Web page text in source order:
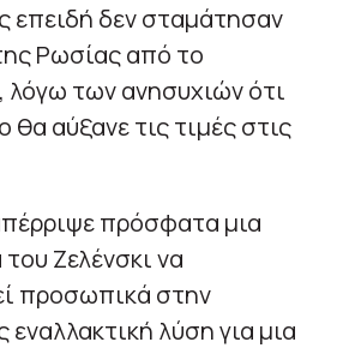
επειδή δεν σταμάτησαν
Ρωσίας από το
λόγω των ανησυχιών ότι
θα αύξανε τις τιμές στις
πρόσφατα μια
Ζελένσκι να
προσωπικά στην
εναλλακτική λύση για μια